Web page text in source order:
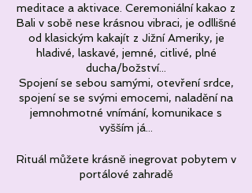
meditace a aktivace. Ceremoniální kakao z
Bali v sobě nese krásnou vibraci, je odllišné
od klasickým kakajít z Jižní Ameriky, je
hladivé, laskavé, jemné, citlivé, plné
ducha/božství...
Spojení se sebou samými, otevření srdce,
spojení se se svými emocemi, naladění na
jemnohmotné vnímání, komunikace s
vyšším já...
Rituál můžete krásně inegrovat pobytem v
portálové zahradě